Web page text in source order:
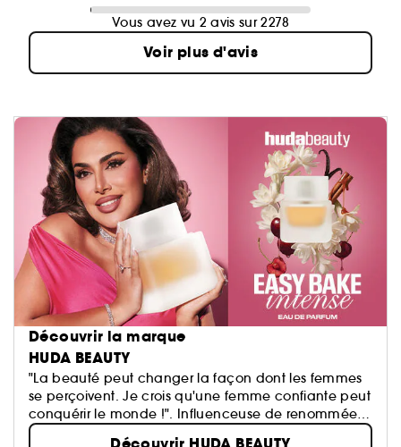
Vous avez vu 2 avis sur 2278
Voir plus d'avis
Découvrir la marque
HUDA BEAUTY
"La beauté peut changer la façon dont les femmes
se perçoivent. Je crois qu'une femme confiante peut
conquérir le monde !". Influenceuse de renommée
mondiale basée à Dubai, Huda Kattan fonde en